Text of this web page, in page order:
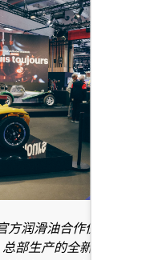
润滑油合作伙伴
部生产的全新